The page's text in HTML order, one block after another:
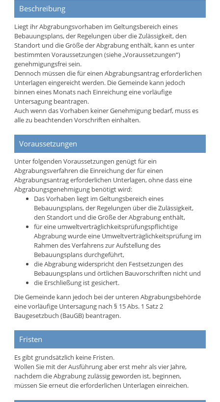
Beschreibung
Liegt ihr Abgrabungsvorhaben im Geltungsbereich eines
Bebauungsplans, der Regelungen über die Zulässigkeit, den
Standort und die Größe der Abgrabung enthält, kann es unter
bestimmten Voraussetzungen (siehe „Voraussetzungen“)
genehmigungsfrei sein.
Dennoch müssen die für einen Abgrabungsantrag erforderlichen
Unterlagen eingereicht werden. Die Gemeinde kann jedoch
binnen eines Monats nach Einreichung eine vorläufige
Untersagung beantragen.
Auch wenn das Vorhaben keiner Genehmigung bedarf, muss es
alle zu beachtenden Vorschriften einhalten.
Voraussetzungen
Unter folgenden Voraussetzungen genügt für ein
Abgrabungsverfahren die Einreichung der für einen
Abgrabungsantrag erforderlichen Unterlagen, ohne dass eine
Abgrabungsgenehmigung benötigt wird:
Das Vorhaben liegt im Geltungsbereich eines
Bebauungsplans, der Regelungen über die Zulässigkeit,
den Standort und die Größe der Abgrabung enthält,
für eine umweltverträglichkeitsprüfungspflichtige
Abgrabung wurde eine Umweltverträglichkeitsprüfung im
Rahmen des Verfahrens zur Aufstellung des
Bebauungsplans durchgeführt,
die Abgrabung widerspricht den Festsetzungen des
Bebauungsplans und örtlichen Bauvorschriften nicht und
die Erschließung ist gesichert.
Die Gemeinde kann jedoch bei der unteren Abgrabungsbehörde
eine vorläufige Untersagung nach § 15 Abs. 1 Satz 2
Baugesetzbuch (BauGB) beantragen.
Fristen
Es gibt grundsätzlich keine Fristen.
Wollen Sie mit der Ausführung aber erst mehr als vier Jahre,
nachdem die Abgrabung zulässig geworden ist, beginnen,
müssen Sie erneut die erforderlichen Unterlagen einreichen.